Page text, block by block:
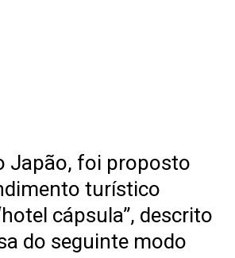
Japão, foi proposto
turístico
cápsula”, descrito
do seguinte modo